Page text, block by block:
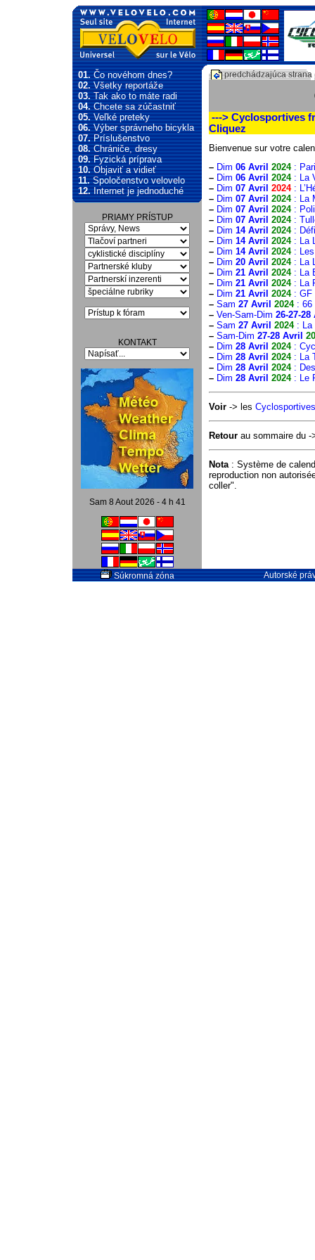
01.Čo novéhom dnes?
02.Všetky reportáže
03.Tak ako to máte radi
04.Chcete sa zúčastniť
05.Veľké preteky
06.Výber správneho bicykla
07.Príslušenstvo
08.Chrániče, dresy
09.Fyzická príprava
10.Objaviť a vidieť
11.Spoločenstvo velovelo
12.Internet je jednoduché
PRIAMY PRÍSTUP
KONTAKT
Sam 8 Aout 2026 - 4 h 41
predchádzajúca strana
---> Cyclosportives
Cliquez
Bienvenue sur votre
– Dim 06 Avril 2024:
– Dim 06 Avril 2024: La
– Dim 07 Avril 2024:
– Dim 07 Avril 2024: La
– Dim 07 Avril 2024: Poli
– Dim 07 Avril 2024:
– Dim 14 Avril 2024:
– Dim 14 Avril 2024: La
– Dim 14 Avril 2024: Les
– Dim 20 Avril 2024: La
– Dim 21 Avril 2024: La
– Dim 21 Avril 2024: La
– Dim 21 Avril 2024: GF
– Sam 27 Avril 2024: 66
– Ven-Sam-Dim 26-27-
– Sam 27 Avril 2024: La
– Sam-Dim 27-28 Avril
– Dim 28 Avril 2024:
– Dim 28 Avril 2024: La
– Dim 28 Avril 2024:
– Dim 28 Avril 2024: Le
Voir -> les
Retour au sommaire du
Nota: Système de
reproduction non
coller".
Súkromná zóna Autorské